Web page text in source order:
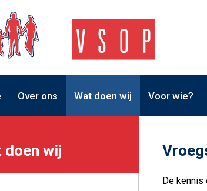
Over ons Wat doen wij Voor wie?
doen wij
De kennis